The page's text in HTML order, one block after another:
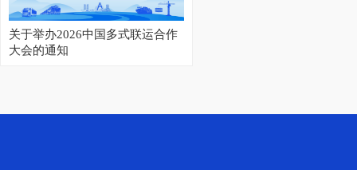
关于举办2026中国多式联运合作
大会的通知